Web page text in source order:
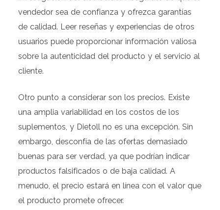
vendedor sea de confianza y ofrezca garantías
de calidad. Leer reseñas y experiencias de otros
usuarios puede proporcionar información valiosa
sobre la autenticidad del producto y el servicio al
cliente.
Otro punto a considerar son los precios. Existe
una amplia variabilidad en los costos de los
suplementos, y Dietoll no es una excepción. Sin
embargo, desconfía de las ofertas demasiado
buenas para ser verdad, ya que podrían indicar
productos falsificados o de baja calidad. A
menudo, el precio estará en línea con el valor que
el producto promete ofrecer.